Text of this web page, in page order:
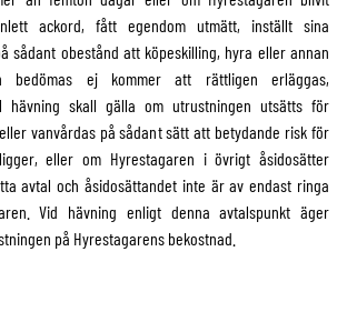
ackord, fått egendom utmätt, inställt sina
sådant obestånd att köpeskilling, hyra eller annan
bedömas ej kommer att rättligen erläggas,
hävning skall gälla om utrustningen utsätts för
vanvårdas på sådant sätt att betydande risk för
eller om Hyrestagaren i övrigt åsidosätter
avtal och åsidosättandet inte är av endast ringa
Vid hävning enligt denna avtalspunkt äger
på Hyrestagarens bekostnad.